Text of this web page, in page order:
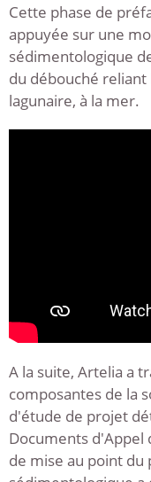
Cette phase de
appuyée sur une
sédimentologique
du débouché
lagunaire, à la mer.
A la suite, Artelia a
composantes de la
d'étude de projet
Documents d'Appel
de mise au point